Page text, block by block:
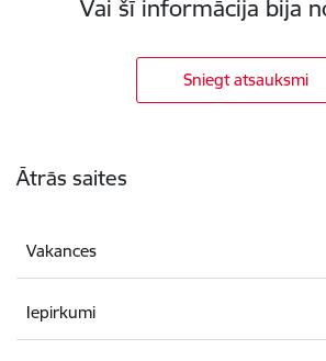
Vai šī informācija bija
Sniegt atsauksmi
Ātrās saites
Vakances
Iepirkumi